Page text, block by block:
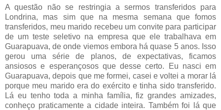
A questão não se restringia a sermos transferidos para
Londrina, mas sim que na mesma semana que fomos
transferidos, meu marido recebeu um convite para participar
de um teste seletivo na empresa que ele trabalhava em
Guarapuava, de onde viemos embora há quase 5 anos. Isso
gerou uma série de planos, de expectativas, ficamos
ansiosos e esperançosos que desse certo. Eu nasci em
Guarapuava, depois que me formei, casei e voltei a morar lá
porque meu marido era do exército e tinha sido transferido.
Lá eu tenho toda a minha família, fiz grandes amizades,
conheço praticamente a cidade inteira. Também foi lá que